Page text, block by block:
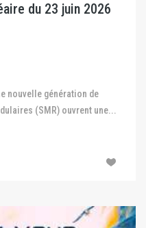
du 23 juin 2026
(SMR) ouvrent une...